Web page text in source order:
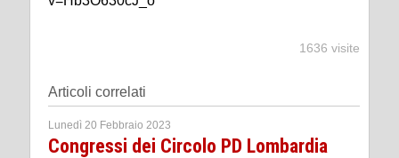
1636 visite
Articoli correlati
Lunedì 20 Febbraio 2023
Congressi dei Circolo PD Lombardia